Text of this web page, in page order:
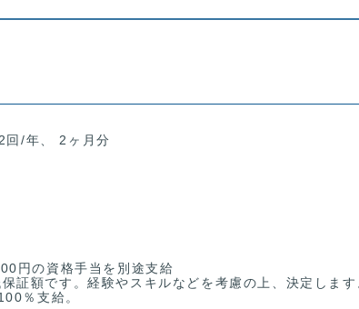
2回/年、 2ヶ月分
円の資格手当を別途支給
証額です。経験やスキルなどを考慮の上、決定します
％支給。